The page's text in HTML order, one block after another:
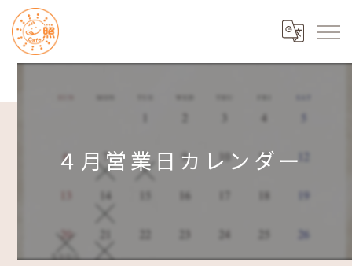
４月営業日カレンダー